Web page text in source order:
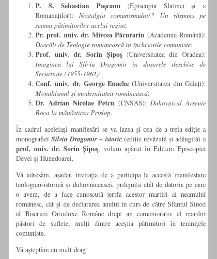
P. S. Sebastian Pașcanu(Episcopia Slatinei și a
Romanaților):Nostalgia comunismului!? Un răspuns pe
seama pătimitorilor acelui regim;
Pr. prof. univ. dr. Mircea Păcurariu (Academia Română):
Dascăli de Teologie românească în închisorile comuniste;
Prof. univ. dr. Sorin Șipoș (Universitatea din Oradea):
Imaginea lui Silviu Dragomir în dosarele deschise de
Securitate (1955-1962);
Conf. univ. dr. George Enache (Universitatea din Galați):
Monahismul și modernitatea românească;
Dr. Adrian Nicolae Petcu (CNSAS):Duhovnicul Arsenie
Boca la mănăstirea Prislop.
În cadrul aceleiași manifesări se va lansa și cea de-a treia ediție a
monografiei Silviu Dragomir – istoric(ediție revăzută și adăugită) a
prof. univ. dr. Sorin Șipoș, volum apărut în Editura Episcopiei
Devei și Hunedoarei.
Vă adresăm, așadar, invitaţia de a participa la această manifestare
teologico-istorică și duhovnicească, prilejuită atât de datoria pe care
o avem, de a face cunoscută jertfa acestor martiri ai neamului
românesc, cât și de declararea anului în curs de către Sfântul Sinod
al Bisericii Ortodoxe Române drept an comemorativ al marilor
păstori de suflete, mulți dintre aceștia pătimitori în temnițele
comuniste.
Vă aşteptăm cu mult drag!